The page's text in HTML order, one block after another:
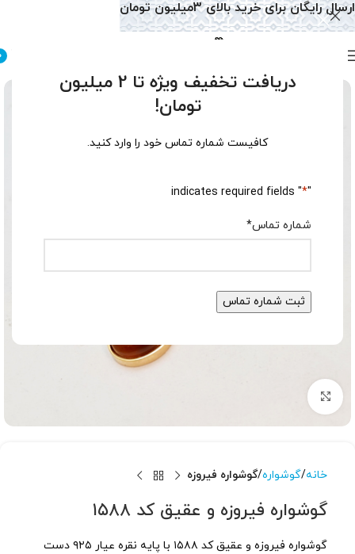
دریافت تخفیف ویژه تا 2 میلیون
تومان!
کافیست شماره تماس خود را وارد کنید.
"
*
" indicates required fields
شماره تماس*
برای بزرگنمایی کلیک کنید
خانه گوشواره گوشواره فیروزه
گوشواره فیروزه و عقیق کد ۱۵۸۸
گوشواره فیروزه و عقیق کد ۱۵۸۸ با پایه نقره عیار ۹۲۵ دست
ارسال رایگان برای خرید بالای 3میلیون تومان